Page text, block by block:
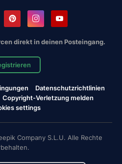
direkt in deinen Posteingang.
Datenschutzrichtlinien
Copyright-Verletzung melden
settings
Company S.L.U. Alle Rechte